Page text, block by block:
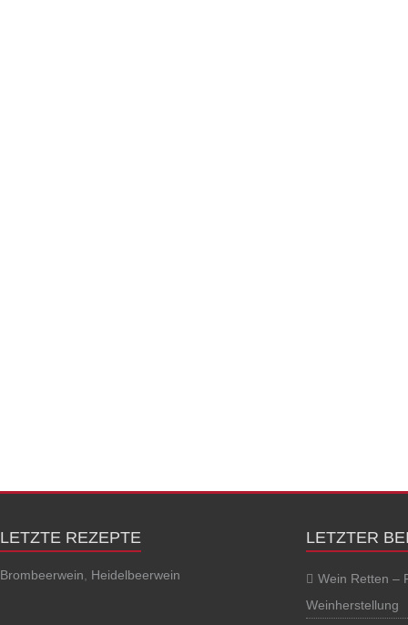
LETZTE REZEPTE
Brombeerwein Heidelbeerwein
LETZTER
Wein Retten –
Weinherstellung